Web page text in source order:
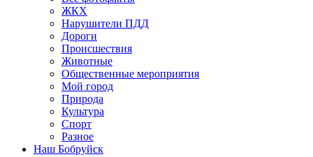
ЖКХ
Нарушители ПДД
Дороги
Происшествия
Животные
Общественные мероприятия
Мой город
Природа
Культура
Спорт
Разное
Наш Бобруйск